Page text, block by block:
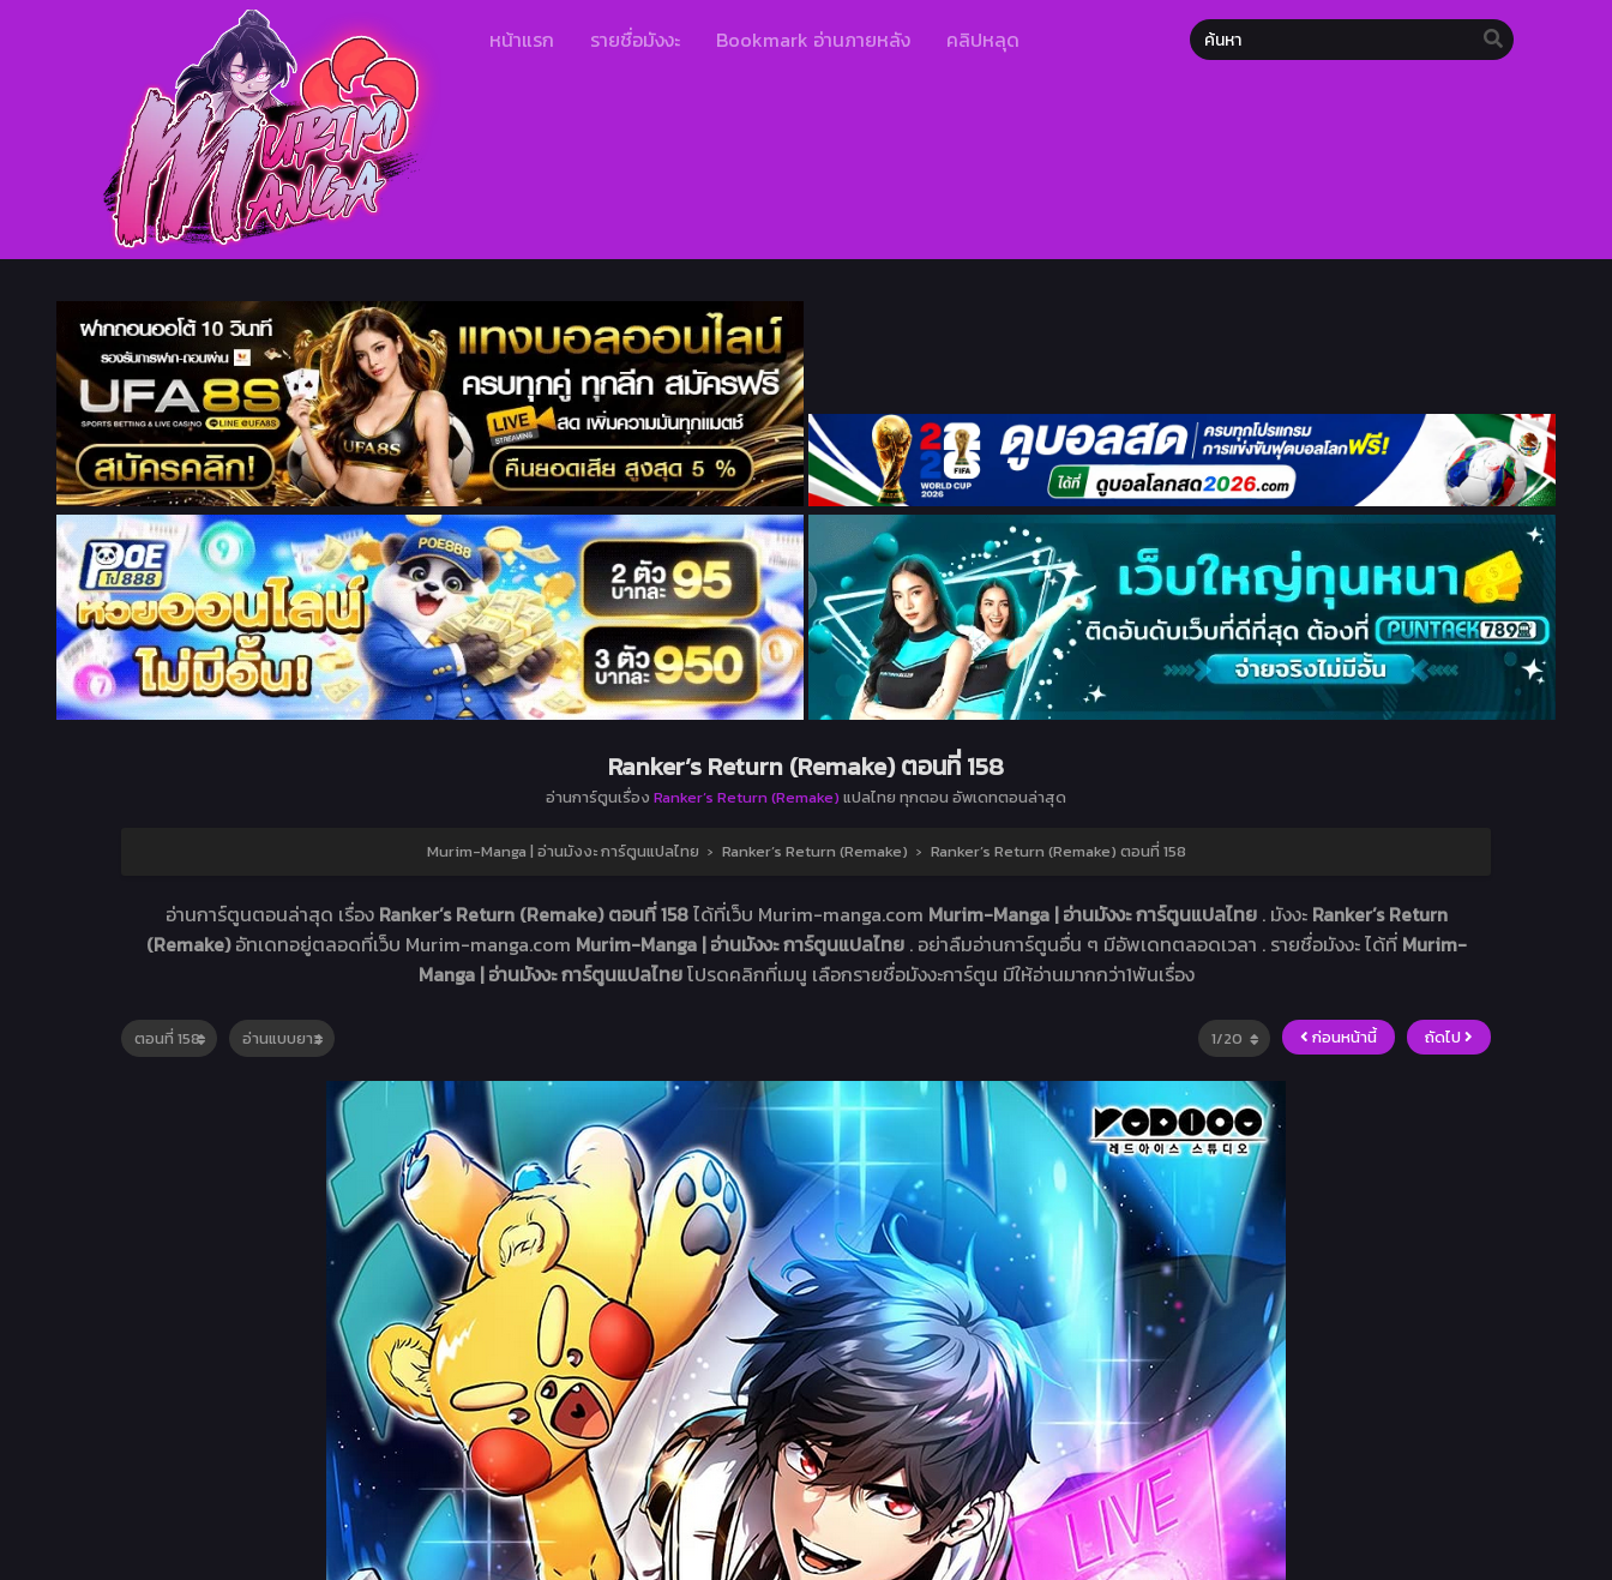
หน้าแรก รายชื่อมังงะ Bookmark อ่านภายหลัง คลิปหลุด
Ranker’s Return (Remake) ตอนที่ 158
อ่านการ์ตูนเรื่อง Ranker’s Return (Remake) แปลไทย ทุกตอน อัพเดทตอนล่าสุด
Murim-Manga | อ่านมังงะ การ์ตูนแปลไทย › Ranker’s Return (Remake) › Ranker’s Return (Remake) ตอนที่ 158
อ่านการ์ตูนตอนล่าสุด เรื่อง Ranker’s Return (Remake) ตอนที่ 158ได้ที่เว็บ Murim-manga.com Murim-Manga | อ่านมังงะ การ์ตูนแปลไทย . มังงะ Ranker’s Return
(Remake)อัทเดทอยู่ตลอดที่เว็บ Murim-manga.com Murim-Manga | อ่านมังงะ การ์ตูนแปลไทย . อย่าลืมอ่านการ์ตูนอื่น ๆ มีอัพเดทตลอดเวลา . รายชื่อมังงะ ได้ที่ Murim-
Manga | อ่านมังงะ การ์ตูนแปลไทยโปรดคลิกที่เมนู เลือกรายชื่อมังงะการ์ตูน มีให้อ่านมากกว่า1พันเรื่อง
ก่อนหน้านี้ ถัดไป